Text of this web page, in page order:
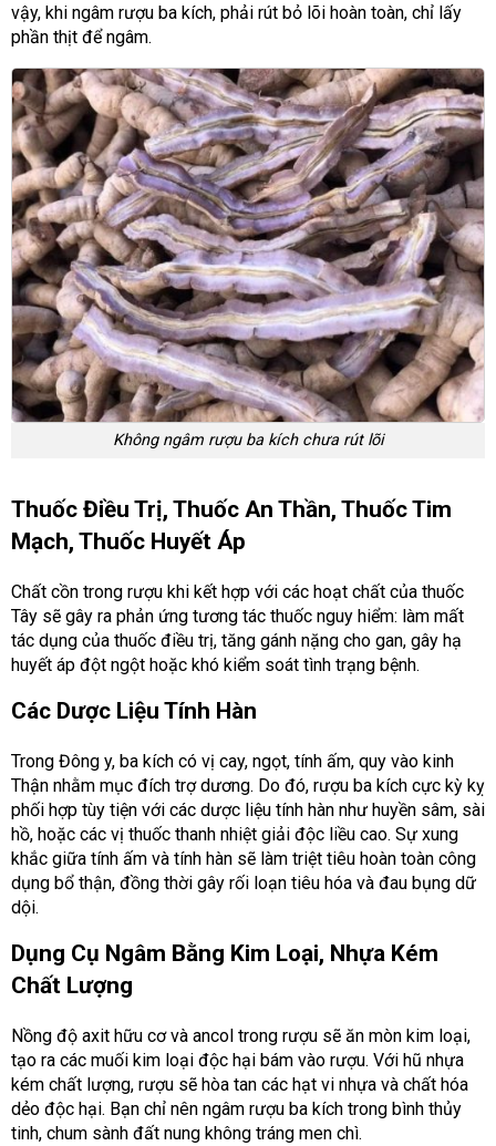
vậy, khi ngâm rượu ba kích, phải rút bỏ lõi hoàn toàn, chỉ lấy
phần thịt để ngâm.
Không ngâm rượu ba kích chưa rút lõi
Thuốc Điều Trị, Thuốc An Thần, Thuốc Tim
Mạch, Thuốc Huyết Áp
Chất cồn trong rượu khi kết hợp với các hoạt chất của thuốc
Tây sẽ gây ra phản ứng tương tác thuốc nguy hiểm: làm mất
tác dụng của thuốc điều trị, tăng gánh nặng cho gan, gây hạ
huyết áp đột ngột hoặc khó kiểm soát tình trạng bệnh.
Các Dược Liệu Tính Hàn
Trong Đông y, ba kích có vị cay, ngọt, tính ấm, quy vào kinh
Thận nhằm mục đích trợ dương. Do đó, rượu ba kích cực kỳ kỵ
phối hợp tùy tiện với các dược liệu tính hàn như huyền sâm, sài
hồ, hoặc các vị thuốc thanh nhiệt giải độc liều cao. Sự xung
khắc giữa tính ấm và tính hàn sẽ làm triệt tiêu hoàn toàn công
dụng bổ thận, đồng thời gây rối loạn tiêu hóa và đau bụng dữ
dội.
Dụng Cụ Ngâm Bằng Kim Loại, Nhựa Kém
Chất Lượng
Nồng độ axit hữu cơ và ancol trong rượu sẽ ăn mòn kim loại,
tạo ra các muối kim loại độc hại bám vào rượu. Với hũ nhựa
kém chất lượng, rượu sẽ hòa tan các hạt vi nhựa và chất hóa
dẻo độc hại. Bạn chỉ nên ngâm rượu ba kích trong bình thủy
tinh, chum sành đất nung không tráng men chì.